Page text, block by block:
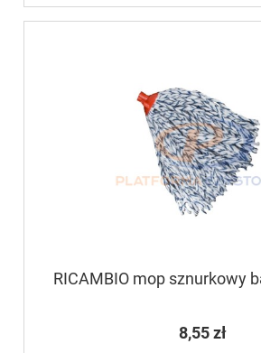
RICAMBIO mop sznurkowy
8,55 zł